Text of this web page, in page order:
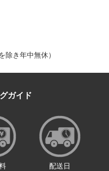
除き年中無休）
ガイド
配送日